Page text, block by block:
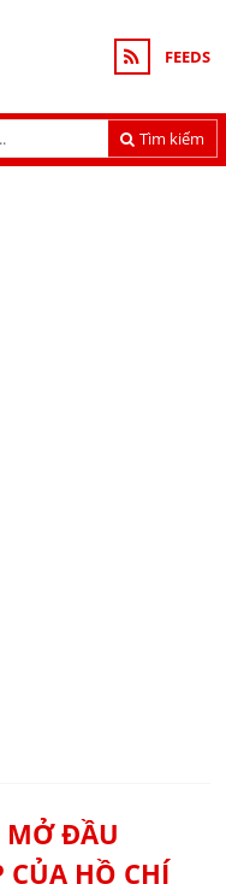
FEEDS
Tìm kiếm
MỞ ĐẦU
CỦA HỒ CHÍ